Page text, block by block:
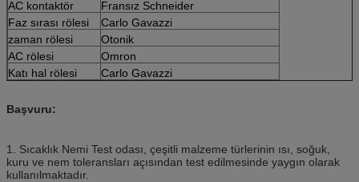
AC kontaktör
Fransız Schneider
Faz sırası rölesi
Carlo Gavazzi
zaman rölesi
Otonik
AC rölesi
Omron
Katı hal rölesi
Carlo Gavazzi
Başvuru:
1. Sıcaklık Nemi Test odası, çeşitli malzeme türlerinin ısı, soğuk,
kuru ve nem toleransları açısından test edilmesinde yaygın olarak
kullanılmaktadır.